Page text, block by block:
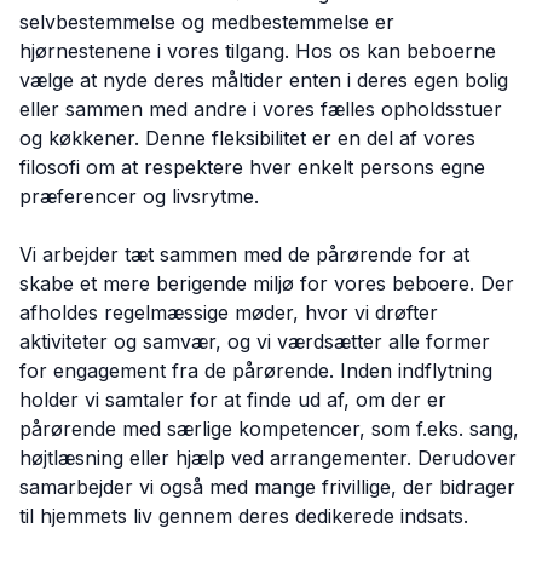
selvbestemmelse og medbestemmelse er
hjørnestenene i vores tilgang. Hos os kan beboerne
vælge at nyde deres måltider enten i deres egen bolig
eller sammen med andre i vores fælles opholdsstuer
og køkkener. Denne fleksibilitet er en del af vores
filosofi om at respektere hver enkelt persons egne
præferencer og livsrytme.
Vi arbejder tæt sammen med de pårørende for at
skabe et mere berigende miljø for vores beboere. Der
afholdes regelmæssige møder, hvor vi drøfter
aktiviteter og samvær, og vi værdsætter alle former
for engagement fra de pårørende. Inden indflytning
holder vi samtaler for at finde ud af, om der er
pårørende med særlige kompetencer, som f.eks. sang,
højtlæsning eller hjælp ved arrangementer. Derudover
samarbejder vi også med mange frivillige, der bidrager
til hjemmets liv gennem deres dedikerede indsats.